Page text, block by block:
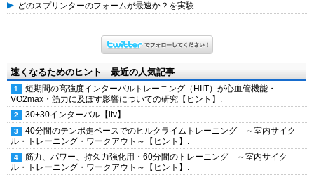
どのスプリンターのフォームが最速か？を実験
速くなるためのヒント 最近の人気記事
短期間の高強度インターバルトレーニング（HIIT）が心血管機能・
VO2max・筋力に及ぼす影響についての研究【ヒント】.
30+30インターバル【itv】.
40分間のテンポ走ペースでのヒルクライムトレーニング ～室内サイク
ル・トレーニング・ワークアウト～【ヒント】.
筋力、パワー、持久力強化用・60分間のトレーニング ～室内サイク
ル・トレーニング・ワークアウト～【ヒント】.